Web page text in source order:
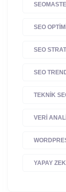
SEO
SEO
SEO
TEKNIK
VERI
YAPAY